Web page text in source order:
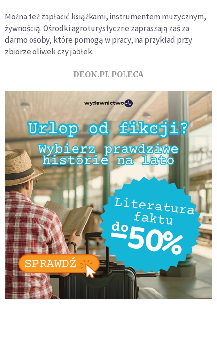
Można też zapłacić książkami, instrumentem muzycznym,
żywnością. Ośrodki agroturystyczne zapraszają zaś za
darmo osoby, które pomogą w pracy, na przykład przy
zbiorze oliwek czy jabłek.
DEON.PL POLECA